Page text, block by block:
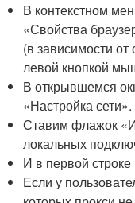
В контекстном
«Свойства
(в зависимости
левой кнопкой
В открывшемся
«Настройка сети».
Ставим флажок
локальных
И в первой
Если у